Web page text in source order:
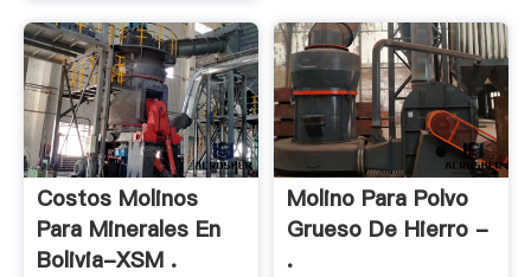
Costos Molinos
Para Minerales En
Bolivia-XSM .
Molino Para Polvo
Grueso De Hierro -
.